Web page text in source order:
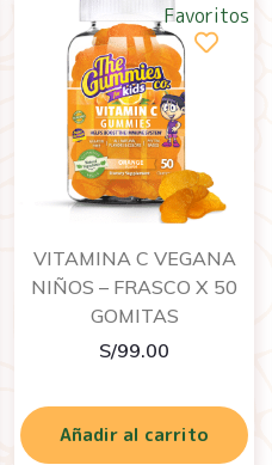
VITAMINA C VEGANA
NIÑOS – FRASCO X 50
GOMITAS
S/99.00
Añadir al carrito
Favoritos